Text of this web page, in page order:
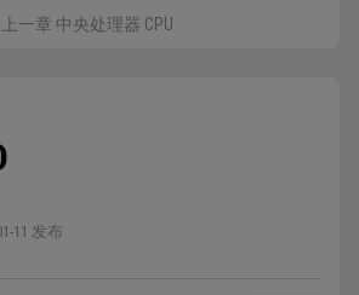
上一章 中央处理器 CPU
11 发布